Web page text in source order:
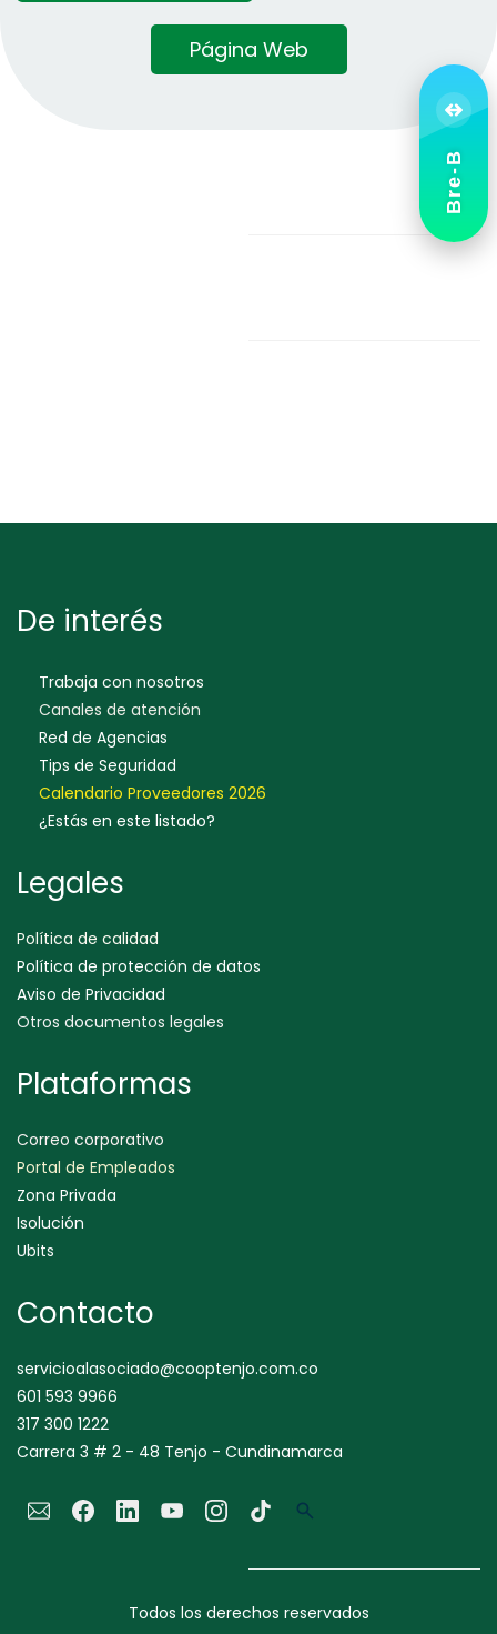
Bre-B
Página Web
De interés
Trabaja con nosotros
Canales de atención
Red de Agencias
Tips de Seguridad
Calendario Proveedores 2026
¿Estás en este listado?
Legales
Política de calidad
Política de protección de datos
Aviso de Privacidad
Otros documentos legales
Plataformas
Correo corporativo
Portal de Empleados
Zona Privada
Isolución
Ubits
Contacto
servicioalasociado@cooptenjo.com.co
601 593 9966
317 300 1222
Carrera 3 # 2 - 48 Tenjo - Cundinamarca
Todos los derechos reservados